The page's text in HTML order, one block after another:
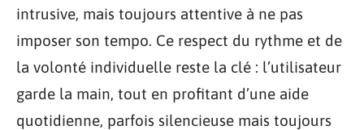
intrusive, mais toujours attentive à ne pas
imposer son tempo. Ce respect du rythme et de
la volonté individuelle reste la clé : l’utilisateur
garde la main, tout en profitant d’une aide
quotidienne, parfois silencieuse mais toujours